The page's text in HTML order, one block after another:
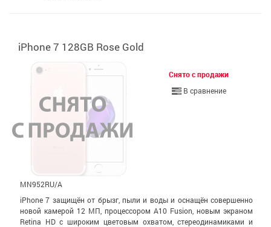
iPhone 7 128GB Rose Gold
Снято с продажи
В сравнение
MN952RU/A
iPhone 7 защищён от брызг, пыли и воды и оснащён совершенно
новой камерой 12 МП, процессором A10 Fusion, новым экраном
Retina HD с широким цветовым охватом, стерео­динамиками и